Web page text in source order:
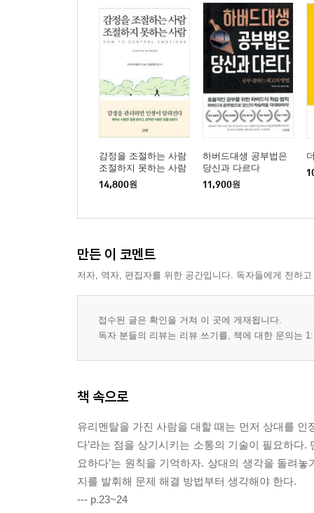
감정을 조절하는 사람
조절하지 못하는 사람
14,800원
하버드대생 공부법은
당신과 다르다
11,900원
만든 이 코멘트
저자, 역자, 편집자를 위한 공간입니다. 독자들에게 전하
접수된 글은 확인을 거쳐 이 곳에 게재됩니다.
독자 분들의 리뷰는 리뷰 쓰기를, 책에 대한 문의는
책 속으로
유리멘탈을 가진 사람을 대할 때는 먼저 상대를
다’라는 점을 상기시키는 소통의 기술이 필요하다
요하다’는 원칙을 기억하자. 상대의 생각을 돌려
지를 발휘해 문제 해결 방법부터 생각해야 한다.
--- p.23~24